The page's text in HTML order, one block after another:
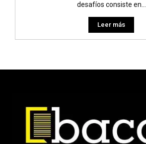
desafíos consiste en...
Leer más